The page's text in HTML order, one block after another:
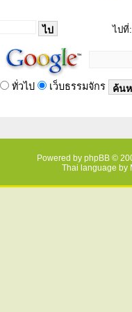
ไปที่:
ทั่วไป เว็บธรรมจักร
Powered by phpBB ©
Thai language by